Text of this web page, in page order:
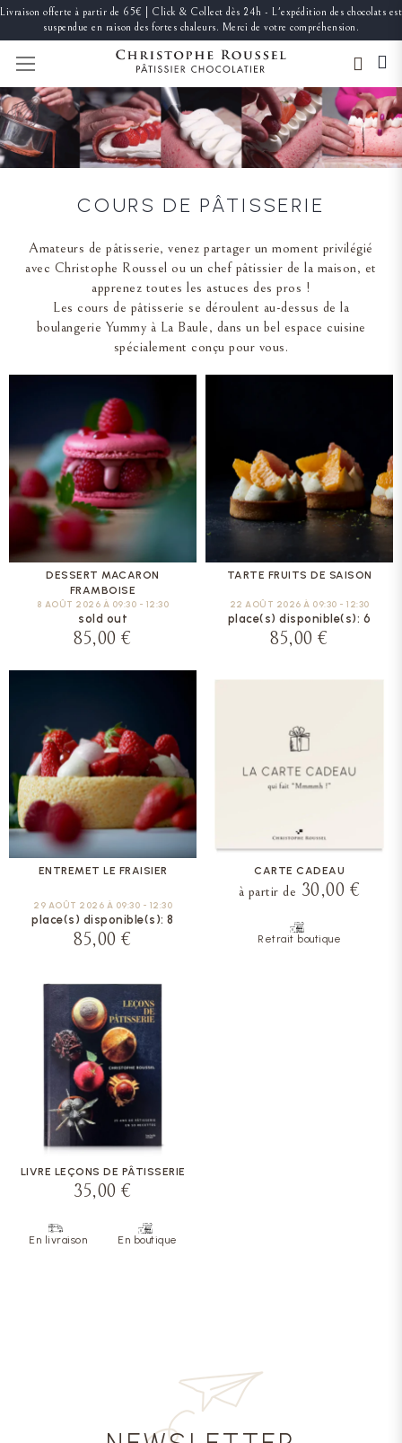
Livraison offerte à partir de 65€ | Click & Collect dès 24h - L'expédition des chocolats est
suspendue en raison des fortes chaleurs. Merci de votre compréhension.
COURS DE PÂTISSERIE
Amateurs de pâtisserie, venez partager un moment privilégié
avec Christophe Roussel ou un chef pâtissier de la maison, et
apprenez toutes les astuces des pros !
Les cours de pâtisserie se déroulent au-dessus de la
boulangerie Yummy à La Baule, dans un bel espace cuisine
spécialement conçu pour vous.
DESSERT MACARON
FRAMBOISE
8 AOÛT 2026 À 09:30 - 12:30
sold out
85,00 €
TARTE FRUITS DE SAISON
22 AOÛT 2026 À 09:30 - 12:30
place(s) disponible(s): 6
85,00 €
ENTREMET LE FRAISIER
29 AOÛT 2026 À 09:30 - 12:30
place(s) disponible(s): 8
85,00 €
CARTE CADEAU
à partir de 30,00 €
Retrait boutique
LIVRE LEÇONS DE PÂTISSERIE
35,00 €
En livraison En boutique